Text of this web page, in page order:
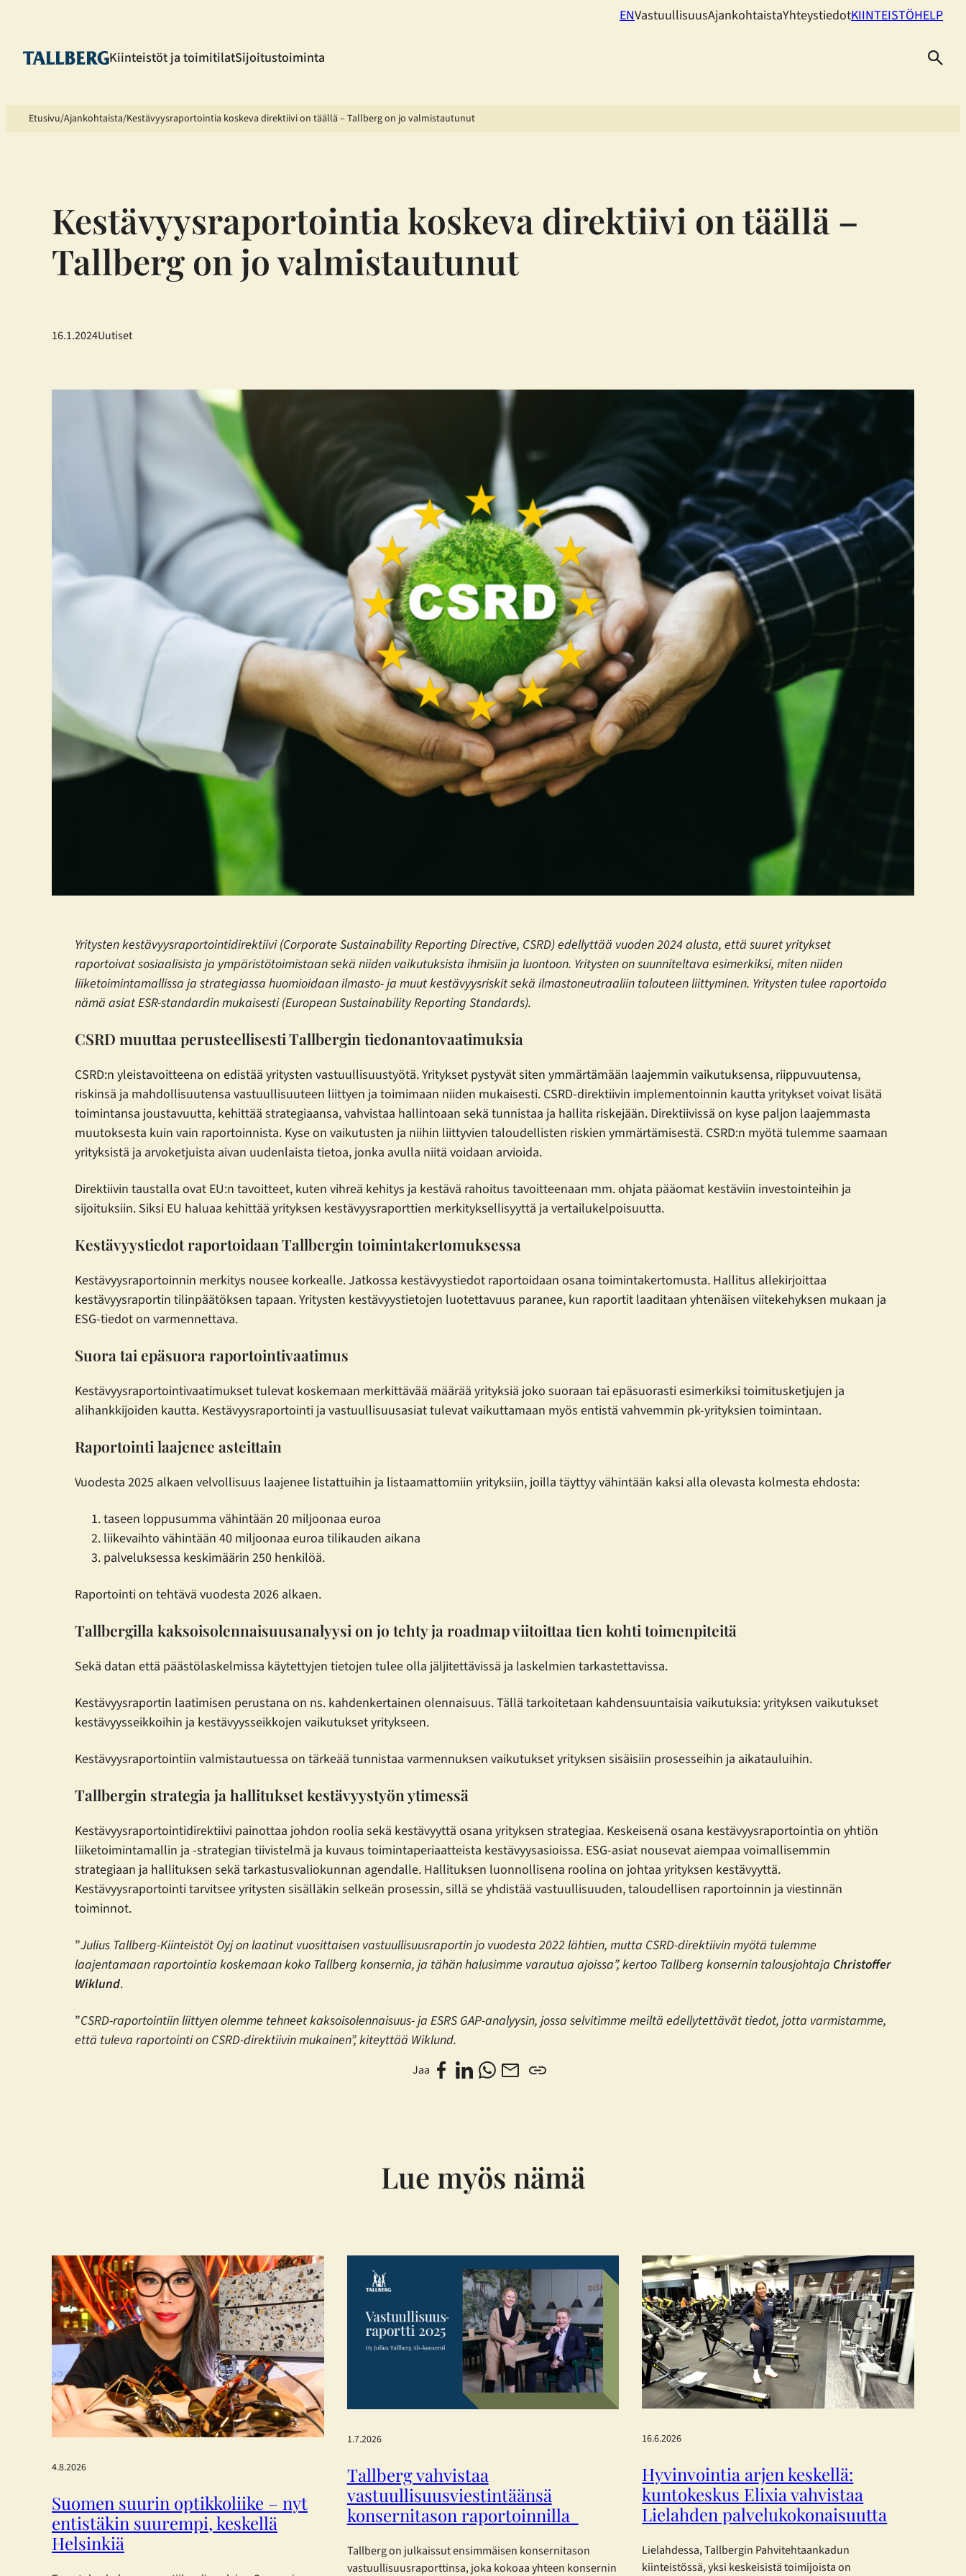
ENVastuullisuusAjankohtaistaYhteystiedotKIINTEISTÖHELP
Kiinteistöt ja toimitilatSijoitustoiminta
Etusivu Ajankohtaista Kestävyysraportointia koskeva direktiivi on täällä – Tallberg on jo valmistautunut
Kestävyysraportointia koskeva direktiivi on täällä –
Tallberg on jo valmistautunut
16.1.2024Uutiset
Yritysten kestävyysraportointidirektiivi (Corporate Sustainability Reporting Directive, CSRD) edellyttää vuoden 2024 alusta, että suuret yritykset
raportoivat sosiaalisista ja ympäristötoimistaan sekä niiden vaikutuksista ihmisiin ja luontoon. Yritysten on suunniteltava esimerkiksi, miten niiden
liiketoimintamallissa ja strategiassa huomioidaan ilmasto- ja muut kestävyysriskit sekä ilmastoneutraaliin talouteen liittyminen. Yritysten tulee raportoida
nämä asiat ESR-standardin mukaisesti (European Sustainability Reporting Standards).
CSRD muuttaa perusteellisesti Tallbergin tiedonantovaatimuksia
CSRD:n yleistavoitteena on edistää yritysten vastuullisuustyötä. Yritykset pystyvät siten ymmärtämään laajemmin vaikutuksensa, riippuvuutensa,
riskinsä ja mahdollisuutensa vastuullisuuteen liittyen ja toimimaan niiden mukaisesti. CSRD-direktiivin implementoinnin kautta yritykset voivat lisätä
toimintansa joustavuutta, kehittää strategiaansa, vahvistaa hallintoaan sekä tunnistaa ja hallita riskejään. Direktiivissä on kyse paljon laajemmasta
muutoksesta kuin vain raportoinnista. Kyse on vaikutusten ja niihin liittyvien taloudellisten riskien ymmärtämisestä. CSRD:n myötä tulemme saamaan
yrityksistä ja arvoketjuista aivan uudenlaista tietoa, jonka avulla niitä voidaan arvioida.
Direktiivin taustalla ovat EU:n tavoitteet, kuten vihreä kehitys ja kestävä rahoitus tavoitteenaan mm. ohjata pääomat kestäviin investointeihin ja
sijoituksiin. Siksi EU haluaa kehittää yrityksen kestävyysraporttien merkityksellisyyttä ja vertailukelpoisuutta.
Kestävyystiedot raportoidaan Tallbergin toimintakertomuksessa
Kestävyysraportoinnin merkitys nousee korkealle. Jatkossa kestävyystiedot raportoidaan osana toimintakertomusta. Hallitus allekirjoittaa
kestävyysraportin tilinpäätöksen tapaan. Yritysten kestävyystietojen luotettavuus paranee, kun raportit laaditaan yhtenäisen viitekehyksen mukaan ja
ESG-tiedot on varmennettava.
Suora tai epäsuora raportointivaatimus
Kestävyysraportointivaatimukset tulevat koskemaan merkittävää määrää yrityksiä joko suoraan tai epäsuorasti esimerkiksi toimitusketjujen ja
alihankkijoiden kautta. Kestävyysraportointi ja vastuullisuusasiat tulevat vaikuttamaan myös entistä vahvemmin pk-yrityksien toimintaan.
Raportointi laajenee asteittain
Vuodesta 2025 alkaen velvollisuus laajenee listattuihin ja listaamattomiin yrityksiin, joilla täyttyy vähintään kaksi alla olevasta kolmesta ehdosta:
taseen loppusumma vähintään 20 miljoonaa euroa
liikevaihto vähintään 40 miljoonaa euroa tilikauden aikana
palveluksessa keskimäärin 250 henkilöä.
Raportointi on tehtävä vuodesta 2026 alkaen.
Tallbergilla kaksoisolennaisuusanalyysi on jo tehty ja roadmap viitoittaa tien kohti toimenpiteitä
Sekä datan että päästölaskelmissa käytettyjen tietojen tulee olla jäljitettävissä ja laskelmien tarkastettavissa.
Kestävyysraportin laatimisen perustana on ns. kahdenkertainen olennaisuus. Tällä tarkoitetaan kahdensuuntaisia vaikutuksia: yrityksen vaikutukset
kestävyysseikkoihin ja kestävyysseikkojen vaikutukset yritykseen.
Kestävyysraportointiin valmistautuessa on tärkeää tunnistaa varmennuksen vaikutukset yrityksen sisäisiin prosesseihin ja aikatauluihin.
Tallbergin strategia ja hallitukset kestävyystyön ytimessä
Kestävyysraportointidirektiivi painottaa johdon roolia sekä kestävyyttä osana yrityksen strategiaa. Keskeisenä osana kestävyysraportointia on yhtiön
liiketoimintamallin ja -strategian tiivistelmä ja kuvaus toimintaperiaatteista kestävyysasioissa. ESG-asiat nousevat aiempaa voimallisemmin
strategiaan ja hallituksen sekä tarkastusvaliokunnan agendalle. Hallituksen luonnollisena roolina on johtaa yrityksen kestävyyttä.
Kestävyysraportointi tarvitsee yritysten sisälläkin selkeän prosessin, sillä se yhdistää vastuullisuuden, taloudellisen raportoinnin ja viestinnän
toiminnot.
”Julius Tallberg-Kiinteistöt Oyj on laatinut vuosittaisen vastuullisuusraportin jo vuodesta 2022 lähtien, mutta CSRD-direktiivin myötä tulemme
laajentamaan raportointia koskemaan koko Tallberg konsernia, ja tähän halusimme varautua ajoissa”, kertoo Tallberg konsernin talousjohtaja Christoffer
Wiklund.
”CSRD-raportointiin liittyen olemme tehneet kaksoisolennaisuus- ja ESRS GAP-analyysin, jossa selvitimme meiltä edellytettävät tiedot, jotta varmistamme,
että tuleva raportointi on CSRD-direktiivin mukainen”, kiteyttää Wiklund.
Jaa
Lue myös nämä
4.8.2026
Suomen suurin optikkoliike – nyt
entistäkin suurempi, keskellä
Helsinkiä
1.7.2026
Tallberg vahvistaa
vastuullisuusviestintäänsä
konsernitason raportoinnilla
Tallberg on julkaissut ensimmäisen konsernitason
vastuullisuusraporttinsa, joka kokoaa yhteen konsernin
16.6.2026
Hyvinvointia arjen keskellä:
kuntokeskus Elixia vahvistaa
Lielahden palvelukokonaisuutta
Lielahdessa, Tallbergin Pahvitehtaankadun
kiinteistössä, yksi keskeisistä toimijoista on